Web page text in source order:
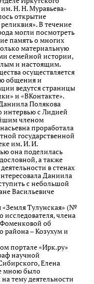
им. Н. Н. Муравьева-
открытие
В течение
могли посмотреть
память о многих
материальную
семейной истории,
и настоящим.
осуществляется
общения и
ведутся страницы
и «ВКонтакте».
Полякова
интервью с Лидией
членом
проработала
государственной
им. И. И.
она поделилась
а также
в стенах
Даниила
с небольшой
Васильевиче
«Земля Тулунская» (№
исследователя, члена
об
района – Козухум и
портале «Ирк.ру»
научной
Елена
мною было
тему деятельности